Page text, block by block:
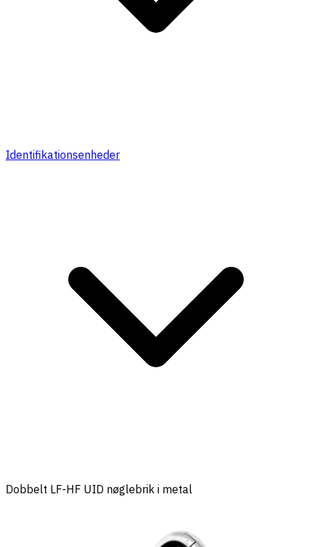
Identifikationsenheder
Dobbelt LF-HF UID nøglebrik i metal